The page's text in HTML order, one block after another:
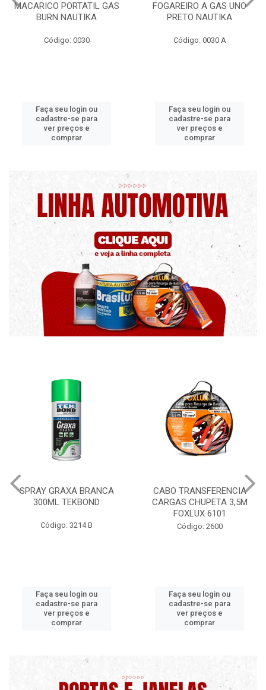
FOGAREIRO A GAS UNO
PRETO NAUTIKA
Código: 0030 A
Faça seu login ou
cadastre-se para
ver preços e
comprar
CANALETA 20X10X2M
C/DIVISORIA C/DUPLA FACE
Código: 4990
Faça seu login ou
cadastre-se para
ver preços e
comprar
CABO TRANSFERENCIA
CARGAS CHUPETA 3,5M
Código: 2600
Faça seu login ou
cadastre-se para
ver preços e
comprar
CHAVE DE RODA TIPO CRUZ
17X19X21X23 FOX 4513
Código: 2628
Faça seu login ou
cadastre-se para
ver preços e
comprar